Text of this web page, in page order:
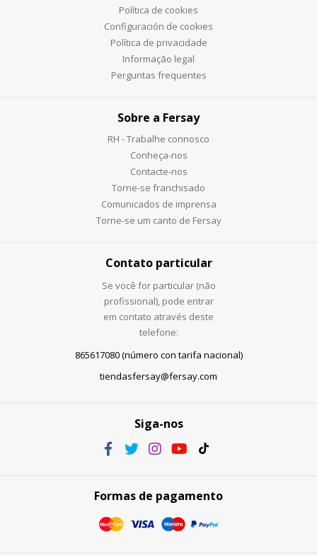
Política de cookies
Configuración de cookies
Política de privacidade
Informação legal
Perguntas frequentes
Sobre a Fersay
RH - Trabalhe connosco
Conheça-nos
Contacte-nos
Torne-se franchisado
Comunicados de imprensa
Torne-se um canto de Fersay
Contato particular
Se você for particular (não
profissional), pode entrar
em contato através deste
telefone:
865617080 (número con tarifa nacional)
tiendasfersay@fersay.com
Siga-nos
Formas de pagamento